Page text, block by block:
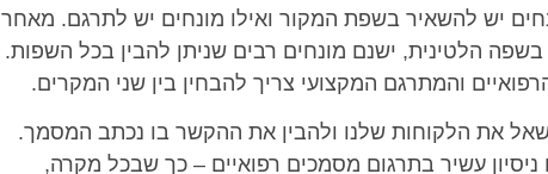
יש להשאיר בשפת המקור ואילו מונחים יש לתרגם. מאחר
הלטינית, ישנם מונחים רבים שניתן להבין בכל השפות.
והמתרגם המקצועי צריך להבחין בין שני המקרים.
את הלקוחות שלנו ולהבין את ההקשר בו נכתב המסמך.
עשיר בתרגום מסמכים רפואיים – כך שבכל מקרה,